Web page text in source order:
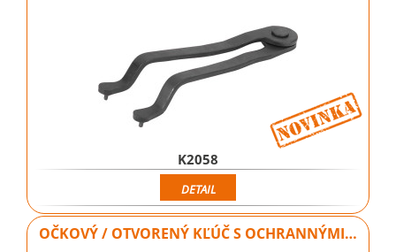
K2058
DETAIL
OČKOVÝ / OTVORENÝ KĽÚČ S OCHRANNÝMI…